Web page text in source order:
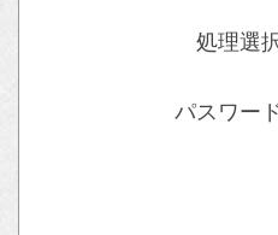
処理選
パスワー